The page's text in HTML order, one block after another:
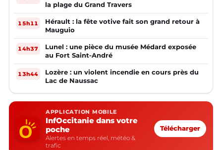
la plage du Grand Travers
15h11
Hérault : la fête votive fait son grand retour à
Mauguio
14h37
Lunel : une pièce du musée Médard exposée
au Fort Saint-André
13h44
Lozère : un violent incendie en cours près du
Lac de Naussac
APPLICATION MOBILE
InfOccitanie dans votre
poche
Alertes en temps réel, météo &
trafic
Télécharger